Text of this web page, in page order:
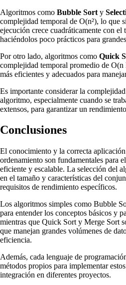
Algoritmos como Bubble Sort y
complejidad temporal de O(n²), lo que
ejecución crece cuadráticamente con el
haciéndolos poco prácticos para
Por otro lado, algoritmos como Quick
complejidad temporal promedio de
más eficientes y adecuados para
Es importante considerar la
algoritmo, especialmente cuando se
extensos, para garantizar un
Conclusiones
El conocimiento y la correcta
ordenamiento son fundamentales para
eficiente y escalable. La selección del
en el tamaño y características del
requisitos de rendimiento específicos.
Los algoritmos simples como Bubble
para entender los conceptos básicos y
mientras que Quick Sort y Merge Sort
que manejan grandes volúmenes de
eficiencia.
Además, cada lenguaje de
métodos propios para implementar
integración en diferentes proyectos.